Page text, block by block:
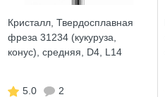
Кристалл, Твердосплавная
фреза 31234 (кукуруза,
конус), средняя, D4, L14
5.0
2